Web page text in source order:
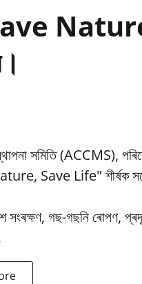
"Save
সমিতি (ACCMS),
Save Life" শীৰ্ষক
গছ-গছনি ৰোপণ,